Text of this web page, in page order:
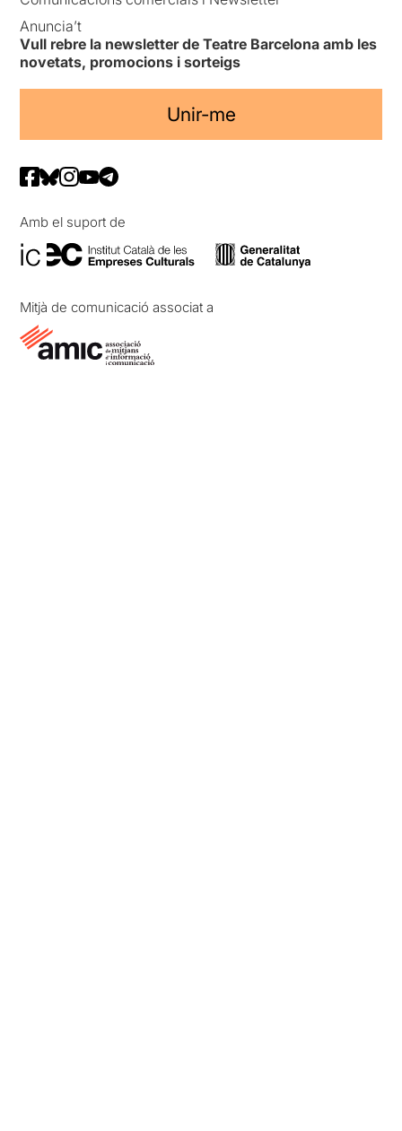
Anuncia’t
Vull rebre la newsletter de Teatre Barcelona amb les
novetats, promocions i sorteigs
Unir-me
Amb el suport de
Mitjà de comunicació associat a